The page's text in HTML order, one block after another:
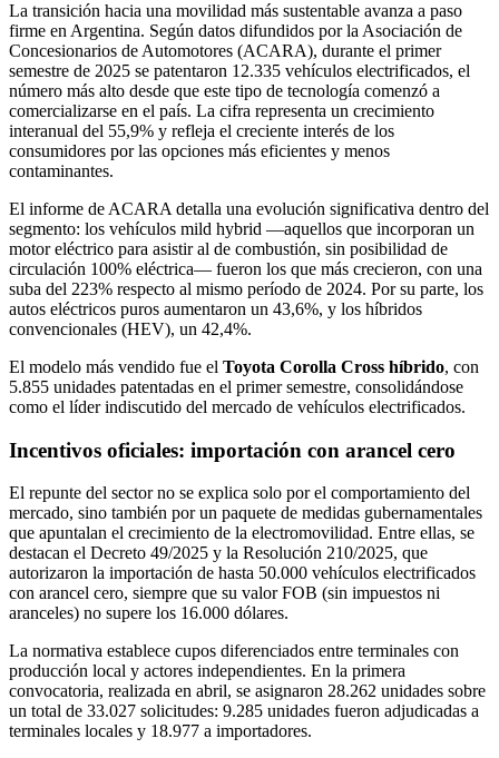
La transición hacia una movilidad más sustentable avanza a paso
firme en Argentina. Según datos difundidos por la Asociación de
Concesionarios de Automotores (ACARA), durante el primer
semestre de 2025 se patentaron 12.335 vehículos electrificados, el
número más alto desde que este tipo de tecnología comenzó a
comercializarse en el país. La cifra representa un crecimiento
interanual del 55,9% y refleja el creciente interés de los
consumidores por las opciones más eficientes y menos
contaminantes.
El informe de ACARA detalla una evolución significativa dentro del
segmento: los vehículos mild hybrid —aquellos que incorporan un
motor eléctrico para asistir al de combustión, sin posibilidad de
circulación 100% eléctrica— fueron los que más crecieron, con una
suba del 223% respecto al mismo período de 2024. Por su parte, los
autos eléctricos puros aumentaron un 43,6%, y los híbridos
convencionales (HEV), un 42,4%.
El modelo más vendido fue el Toyota Corolla Cross híbrido, con
5.855 unidades patentadas en el primer semestre, consolidándose
como el líder indiscutido del mercado de vehículos electrificados.
Incentivos oficiales: importación con arancel cero
El repunte del sector no se explica solo por el comportamiento del
mercado, sino también por un paquete de medidas gubernamentales
que apuntalan el crecimiento de la electromovilidad. Entre ellas, se
destacan el Decreto 49/2025 y la Resolución 210/2025, que
autorizaron la importación de hasta 50.000 vehículos electrificados
con arancel cero, siempre que su valor FOB (sin impuestos ni
aranceles) no supere los 16.000 dólares.
La normativa establece cupos diferenciados entre terminales con
producción local y actores independientes. En la primera
convocatoria, realizada en abril, se asignaron 28.262 unidades sobre
un total de 33.027 solicitudes: 9.285 unidades fueron adjudicadas a
terminales locales y 18.977 a importadores.